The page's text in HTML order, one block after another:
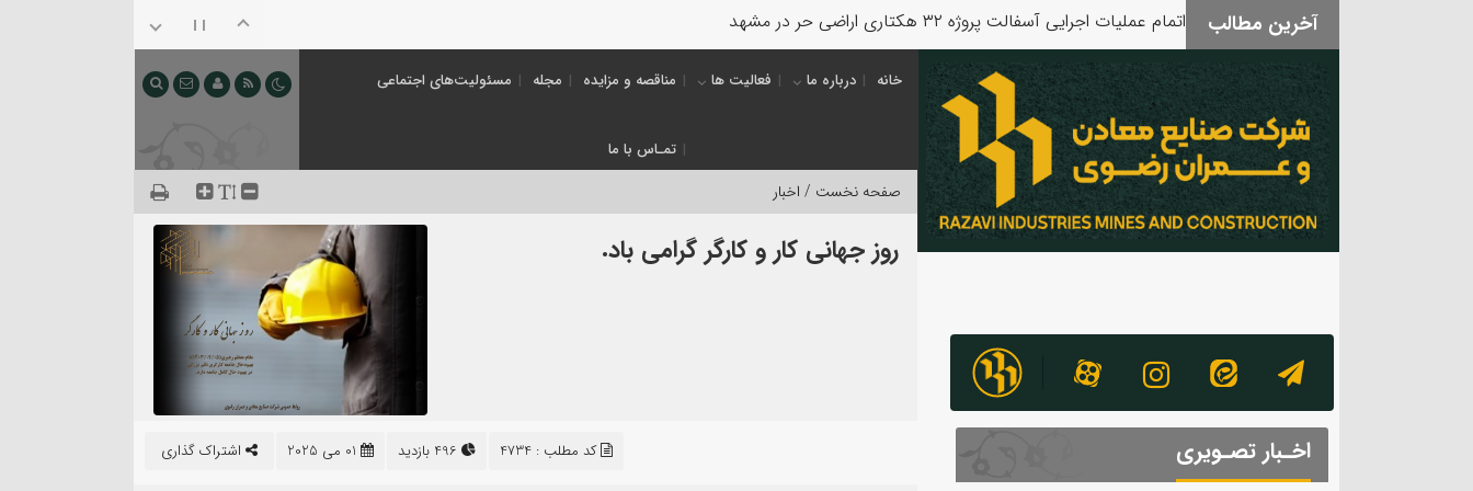
آخرین مطالب
بدرقه آقای شهید
خانه درباره ما فعالیت ها مناقصه و مزایده مجله مسئولیت‌های اجتماعی
تمـاس با ما
صفحه نخست / اخبار
روز جهانی کار و کارگر گرامی باد.
اشتراک گذاری کد مطلب : 4734 اخـبار تصـویری